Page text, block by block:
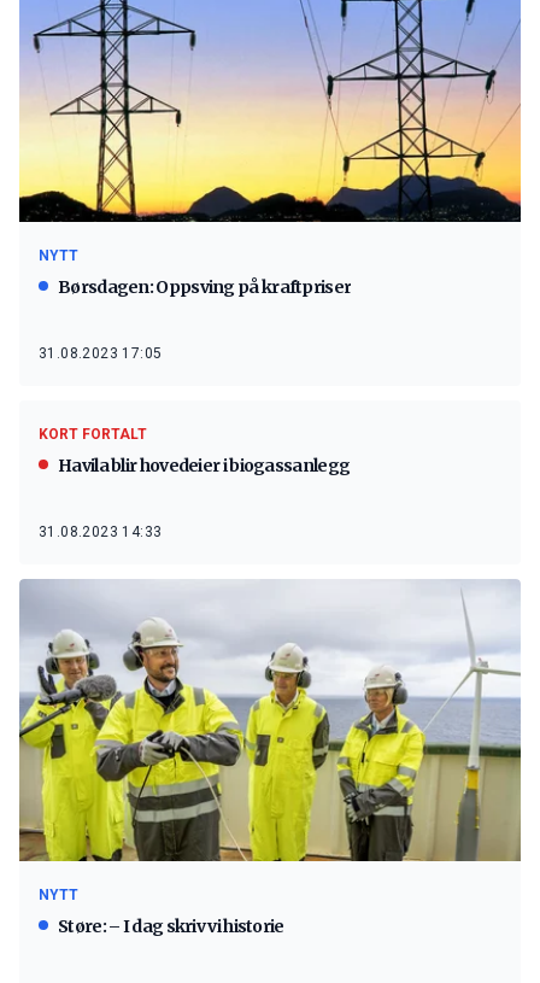
NYTT
Børsdagen: Oppsving på kraftpriser
31.08.2023 17:05
KORT FORTALT
Havila blir hovedeier i biogassanlegg
31.08.2023 14:33
NYTT
Støre: – I dag skriv vi historie